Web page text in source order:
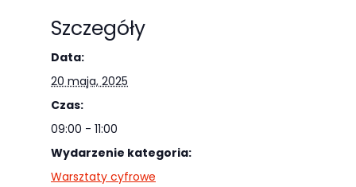
Szczegóły
Data:
20 maja, 2025
Czas:
09:00 - 11:00
Wydarzenie kategoria:
Warsztaty cyfrowe